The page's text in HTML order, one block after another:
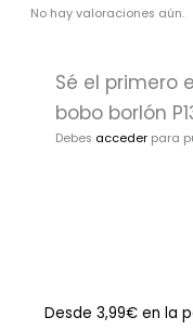
No hay valoraciones aún.
Sé el primero
bobo borlón
Debes acceder para
Desde 3,99€ en la